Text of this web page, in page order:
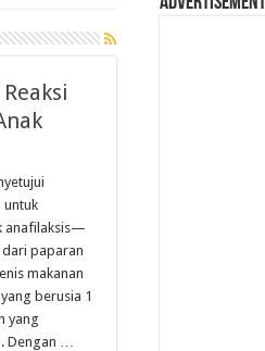
untuk
anafilaksis—
paparan
makanan
berusia 1
yang
Dengan …